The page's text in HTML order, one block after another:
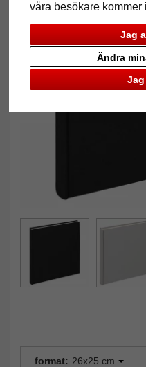
våra besökare kommer
Jag
Ändra
format: 26x25 cm